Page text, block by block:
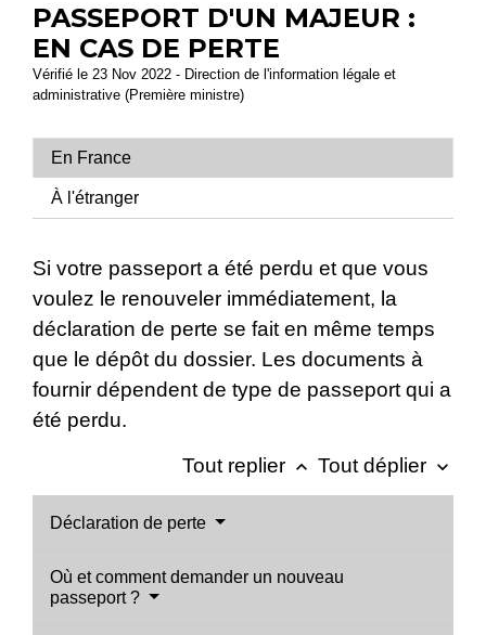
PASSEPORT D'UN MAJEUR :
EN CAS DE PERTE
Vérifié le 23 Nov 2022 - Direction de l'information légale et
administrative (Première ministre)
En France
À l'étranger
Si votre passeport a été perdu et que vous
voulez le renouveler immédiatement, la
déclaration de perte se fait en même temps
que le dépôt du dossier. Les documents à
fournir dépendent de type de passeport qui a
été perdu.
Tout replier keyboard_arrow_up Tout déplier keyboard_arrow_down
Déclaration de perte
Où et comment demander un nouveau
passeport ?